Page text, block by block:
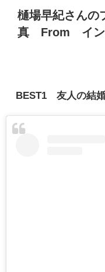
樋場早紀さんの
真
From イン
BEST1 友人の結